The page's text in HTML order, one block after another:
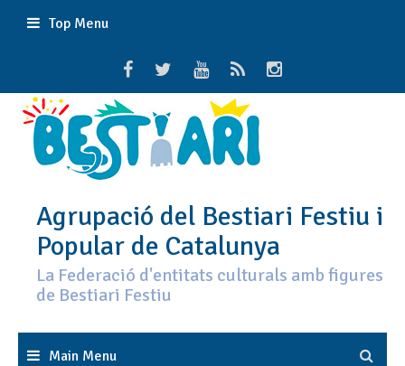
Top Menu
Agrupació del Bestiari Festiu i
Popular de Catalunya
La Federació d'entitats culturals amb figures
de Bestiari Festiu
Main Menu